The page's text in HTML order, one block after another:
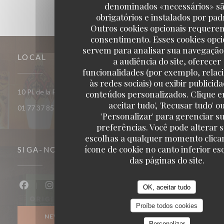
denominados «necessários»
obrigatórios e instalados por
Outros cookies opcionais
consentimento. Esses cookies
servem para analisar sua
a audiência do site, oferecer
funcionalidades (por exemplo,
às redes sociais) ou exibir
conteúdos personalizados. Clique
aceitar tudo', 'Recusar tudo'
'Personalizar' para gerenciar
preferências. Você pode alterar
escolhas a qualquer momento
ícone de cookie no canto inferior
das páginas do site.
OK, aceitar tudo
Proíbe todos cookies
LOCAL
10 Pl. de la République 93400 Saint-Ouen-sur-Seine((abre numa
01 77 37 85 33
SIGA-NOS
Facebook ((abre numa nova janela))
Instagram ((abre numa nova janela))
NEWSLETTER